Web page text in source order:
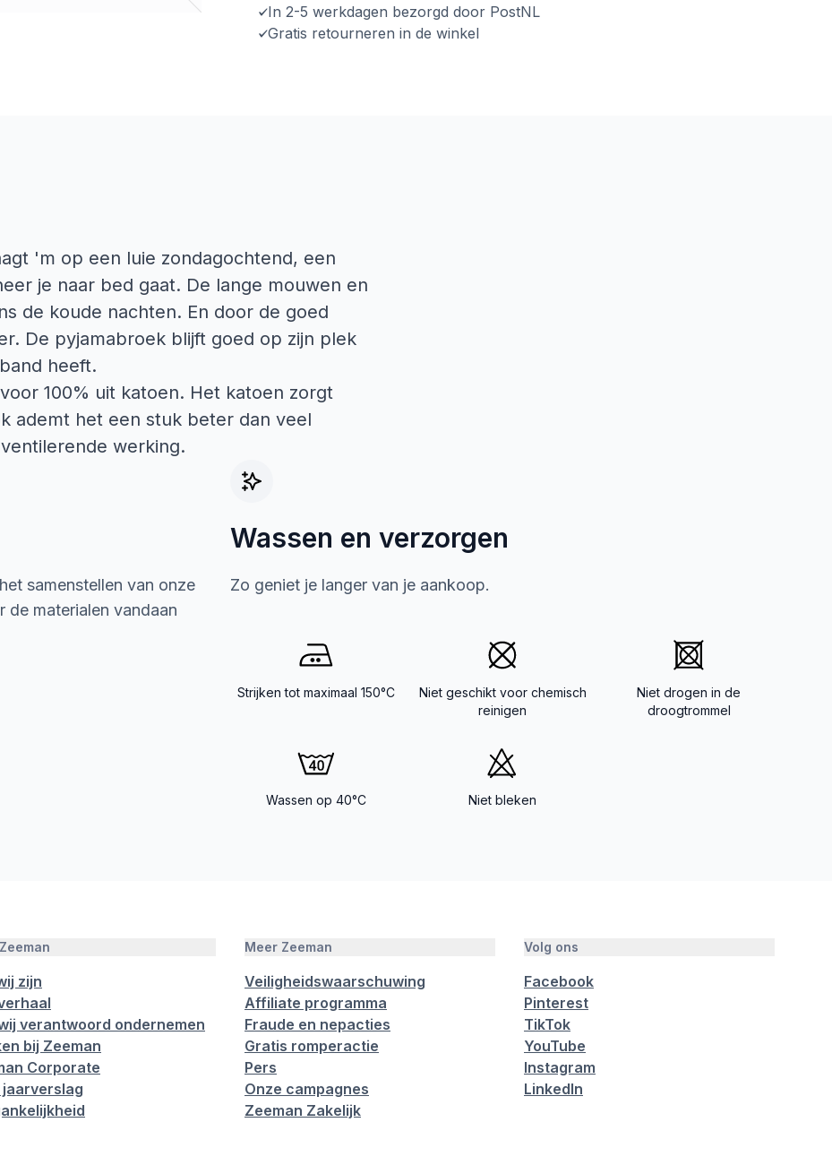
In 2-5 werkdagen bezorgd door PostNL
Gratis retourneren in de winkel
'm op een luie zondagochtend, een
je naar bed gaat. De lange mouwen en
de koude nachten. En door de goed
De pyjamabroek blijft goed op zijn plek
heeft.
100% uit katoen. Het katoen zorgt
ademt het een stuk beter dan veel
werking.
samenstellen van onze
materialen vandaan
Wassen en verzorgen
Zo geniet je langer van je aankoop.
Strijken tot maximaal 150°C
Niet geschikt voor chemisch
reinigen
Niet drogen in de
droogtrommel
Wassen op 40°C Niet bleken
zijn
verantwoord ondernemen
bij Zeeman
Corporate
jaarverslag
Meer Zeeman
Veiligheidswaarschuwing
Affiliate programma
Fraude en nepacties
Gratis romperactie
Pers
Onze campagnes
Zeeman Zakelijk
Volg ons
Facebook
Pinterest
TikTok
YouTube
Instagram
LinkedIn